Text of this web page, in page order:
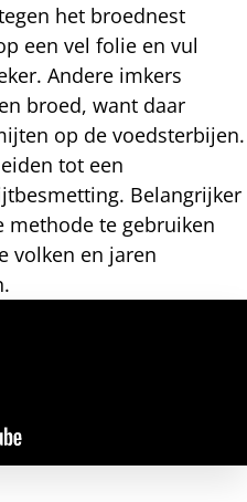
het broednest
een vel folie en vul
Andere imkers
broed, want daar
op de voedsterbijen.
tot een
Belangrijker
methode te gebruiken
volken en jaren